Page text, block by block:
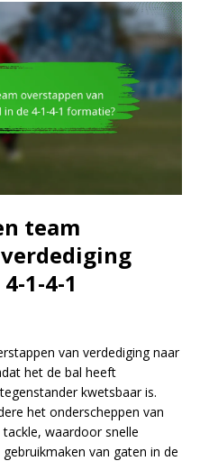
team
1-4-1
van verdediging naar
het de bal heeft
kwetsbaar is.
het onderscheppen van
waardoor snelle
van gaten in de